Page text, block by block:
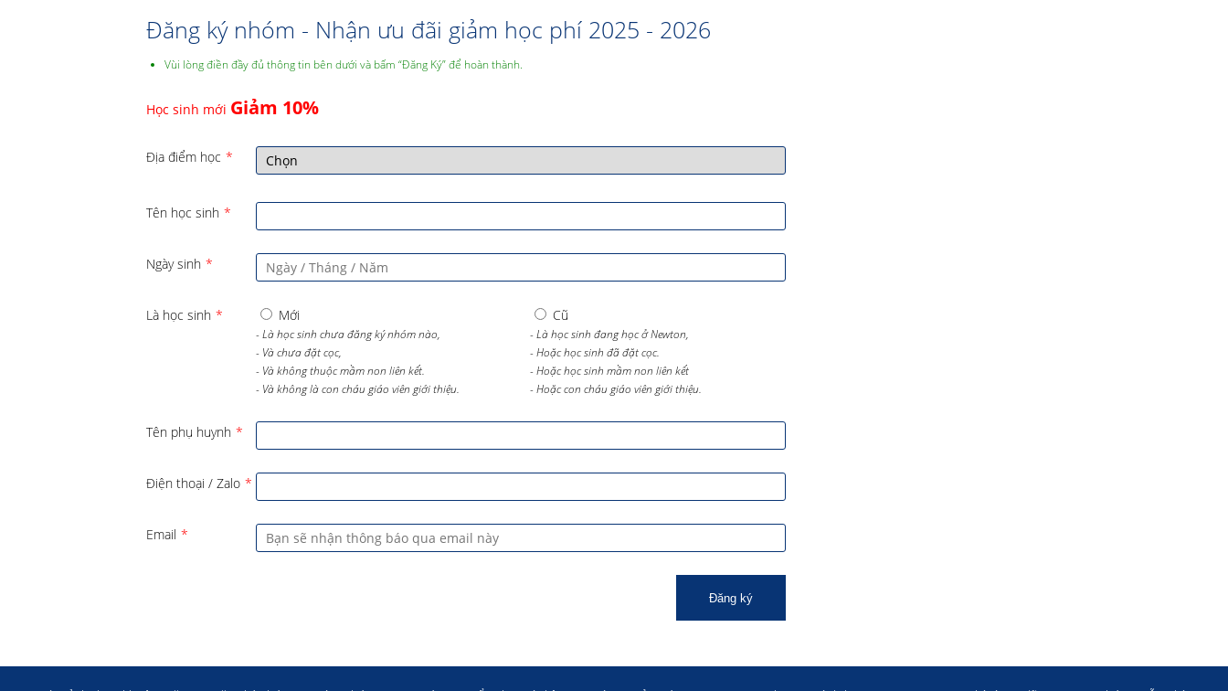
Đăng ký nhóm - Nhận ưu đãi giảm học phí 2025 - 2026
Vùi lòng điền đầy đủ thông tin bên dưới và bấm “Đăng Ký” để hoàn thành.
Học sinh mới Giảm 10%
Địa điểm học *
Tên học sinh *
Ngày sinh *
Là học sinh * Mới
- Là học sinh chưa đăng ký nhóm nào,
- Và chưa đặt cọc,
- Và không thuộc mầm non liên kết.
- Và không là con cháu giáo viên giới thiệu.
Cũ
- Là học sinh đang học ở Newton,
- Hoặc học sinh đã đặt cọc.
- Hoặc học sinh mầm non liên kết
- Hoặc con cháu giáo viên giới thiệu.
Tên phụ huynh *
Điện thoại / Zalo *
Email *
Đăng ký